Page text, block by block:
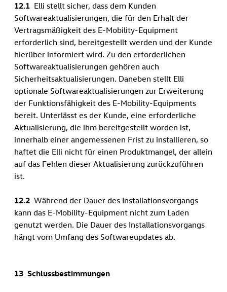
12.1 Elli stellt sicher, dass dem Kunden
Softwareaktualisierungen, die für den Erhalt der
Vertragsmäßigkeit des E-Mobility-Equipment
erforderlich sind, bereitgestellt werden und der Kunde
hierüber informiert wird. Zu den erforderlichen
Softwareaktualisierungen gehören auch
Sicherheitsaktualisierungen. Daneben stellt Elli
optionale Softwareaktualisierungen zur Erweiterung
der Funktionsfähigkeit des E-Mobility-Equipments
bereit. Unterlässt es der Kunde, eine erforderliche
Aktualisierung, die ihm bereitgestellt worden ist,
innerhalb einer angemessenen Frist zu installieren, so
haftet die Elli nicht für einen Produktmangel, der allein
auf das Fehlen dieser Aktualisierung zurückzuführen
ist.
12.2 Während der Dauer des Installationsvorgangs
kann das E-Mobility-Equipment nicht zum Laden
genutzt werden. Die Dauer des Installationsvorgangs
hängt vom Umfang des Softwareupdates ab.
13 Schlussbestimmungen